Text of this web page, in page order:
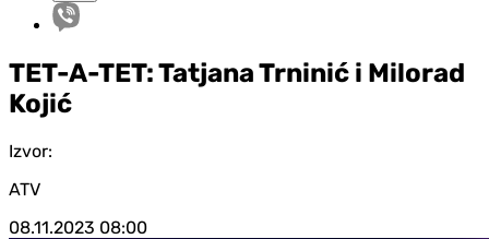
TET-A-TET: Tatjana Trninić i Milorad
Kojić
Izvor:
ATV
08.11.2023 08:00